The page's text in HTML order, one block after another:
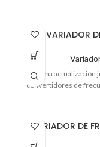
VARIADOR
Ultima actualización
convertidores de
VARIADOR DE